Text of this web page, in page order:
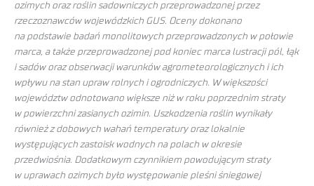
ozimych oraz roślin sadowniczych przeprowadzonej przez
rzeczoznawców wojewódzkich GUS. Oceny dokonano
na podstawie badań monolitowych przeprowadzonych w połowie
marca, a także przeprowadzonej pod koniec marca lustracji pól, łąk
i sadów oraz obserwacji warunków agrometeorologicznych i ich
wpływu na stan upraw rolnych i ogrodniczych. W większości
województw odnotowano większe niż w roku poprzednim straty
w powierzchni zasianych ozimin. Uszkodzenia roślin wynikały
również z dobowych wahań temperatury oraz lokalnie
występujących zastoisk wodnych na polach w okresie
przedwiośnia. Dodatkowym czynnikiem powodującym straty
w uprawach ozimych było występowanie pleśni śniegowej